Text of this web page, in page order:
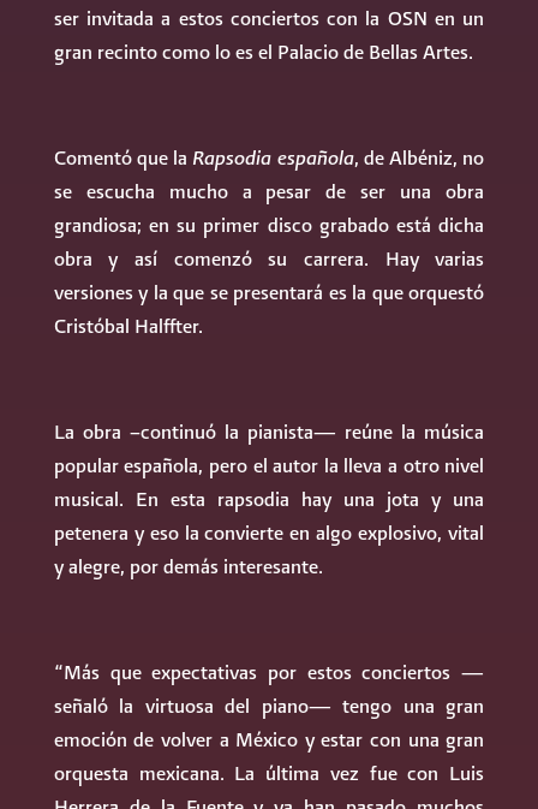
ser invitada a estos conciertos con la OSN en un
gran recinto como lo es el Palacio de Bellas Artes.
Comentó que la Rapsodia española, de Albéniz, no
se escucha mucho a pesar de ser una obra
grandiosa; en su primer disco grabado está dicha
obra y así comenzó su carrera. Hay varias
versiones y la que se presentará es la que orquestó
Cristóbal Halffter.
La obra –continuó la pianista— reúne la música
popular española, pero el autor la lleva a otro nivel
musical. En esta rapsodia hay una jota y una
petenera y eso la convierte en algo explosivo, vital
y alegre, por demás interesante.
“Más que expectativas por estos conciertos —
señaló la virtuosa del piano— tengo una gran
emoción de volver a México y estar con una gran
orquesta mexicana. La última vez fue con Luis